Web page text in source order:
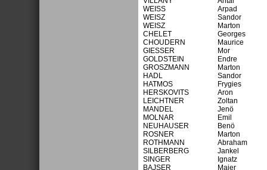
WEISS
Arpad
WEISZ
Sandor
WEISZ
Marton
CHELET
Georges
CHOUDERN
Maurice
GIESSER
Mor
GOLDSTEIN
Endre
GROSZMANN
Marton
HADL
Sandor
HATMOS
Frygies
HERSKOVITS
Aron
LEICHTNER
Zoltan
MANDEL
Jenö
MOLNAR
Emil
NEUHAUSER
Benö
ROSNER
Marton
ROTHMANN
Abraham
SILBERBERG
Jankel
SINGER
Ignatz
BAJSER
Majer